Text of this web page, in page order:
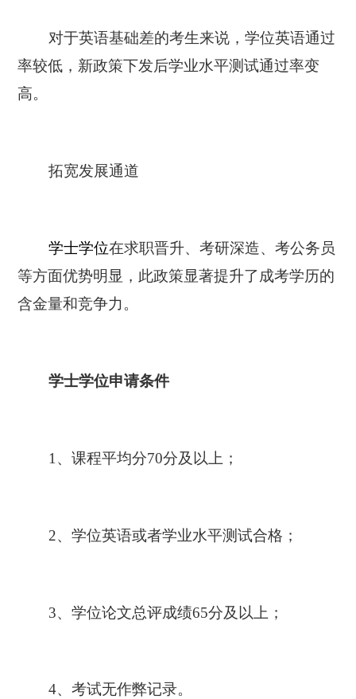
对于英语基础差的考生来说，学位英语通过
率较低，新政策下发后学业水平测试通过率变
高。
拓宽发展通道
学士学位在求职晋升、考研深造、考公务员
等方面优势明显，此政策显著提升了成考学历的
含金量和竞争力。
学士学位申请条件
1、课程平均分70分及以上；
2、学位英语或者学业水平测试合格；
3、学位论文总评成绩65分及以上；
4、考试无作弊记录。